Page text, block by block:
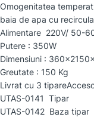
Omogenitatea
baia de apa cu
Alimentare 220V/ 50-
Putere : 350W
Dimensiuni :
Greutate : 150 Kg
Livrat cu 3
UTAS-0141 Tipar
UTAS-0142 Baza tipar